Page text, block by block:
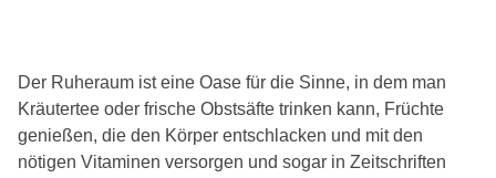
Der Ruheraum ist eine Oase für die Sinne, in dem man
Kräutertee oder frische Obstsäfte trinken kann, Früchte
genießen, die den Körper entschlacken und mit den
nötigen Vitaminen versorgen und sogar in Zeitschriften